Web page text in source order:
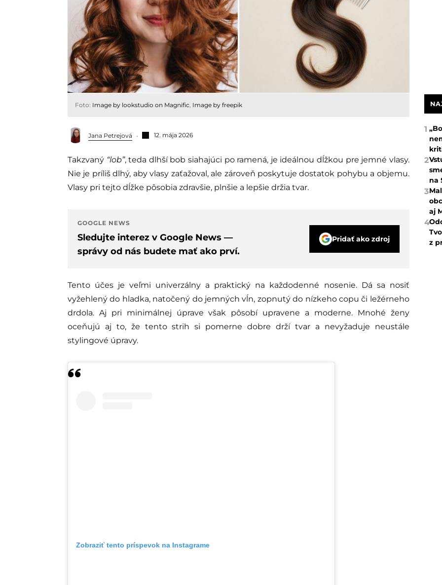
Foto: Image by lookstudio on Magnific, Image by freepik
Jana Petrejová 12. mája 2026
Takzvaný “lob”, teda dlhší bob siahajúci po ramená, je ideálnou dĺžkou pre jemné vlasy.
Nie je príliš dlhý, aby vlasy zaťažoval, ale zároveň poskytuje dostatok pohybu a objemu.
Vlasy pri tejto dĺžke pôsobia zdravšie, plnšie a lepšie držia tvar.
GOOGLE NEWS
Sledujte interez v Google News —
správy od nás budete mať ako prví.
Pridať ako zdroj
Tento účes je veľmi univerzálny a praktický na každodenné nosenie. Dá sa nosiť
vyžehlený do hladka, natočený do jemných vĺn, zopnutý do nízkeho copu či ležérneho
drdola. Aj pri minimálnej úprave však pôsobí upravene a moderne. Mnohé ženy
oceňujú aj to, že tento strih si pomerne dobre drží tvar a nevyžaduje neustále
stylingové úpravy.
Zobraziť tento príspevok na Instagrame
1
2
na
3
aj
4
z